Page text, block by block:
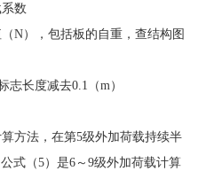
数
N），包括板的自重，查结构图
长度减去0.1（m）
方法，在第5级外加荷载持续半
式（5）是6～9级外加荷载计算